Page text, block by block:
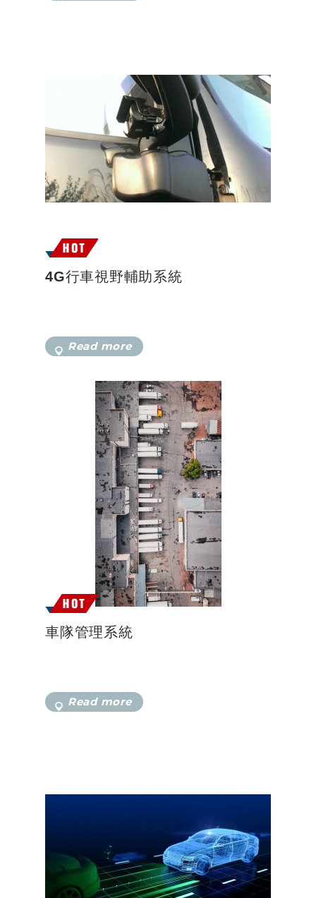
4G行車視野輔助系統
Read more
車隊管理系統
Read more